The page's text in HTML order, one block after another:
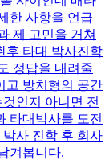
한 사항을 언급
제 고민을 거쳐
후 타대 박사진학
정답을 내려줄
고 방치형의 공간
인지 아니면 전
타대박사를 도전
사 진학 후 회사
겨봅니다.